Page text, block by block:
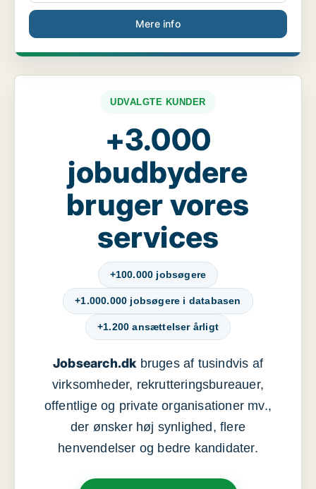
Mere info
UDVALGTE KUNDER
+3.000
jobudbydere
bruger vores
services
+100.000 jobsøgere
+1.000.000 jobsøgere i databasen
+1.200 ansættelser årligt
Jobsearch.dkbruges af tusindvis af
virksomheder, rekrutteringsbureauer,
offentlige og private organisationer mv.,
der ønsker høj synlighed, flere
henvendelser og bedre kandidater.